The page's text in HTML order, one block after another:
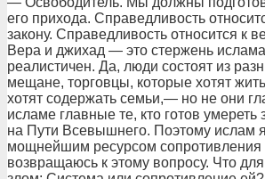
его прихода. Справедливость
закону. Справедливость относится к
Вера и джихад — это стержень
реалистичен. Да, люди состоят из
мещане, торговцы, которые хотят
хотят содержать семьи,— но не они
исламе главные те, кто готов умереть
на Пути Всевышнего. Поэтому ислам
мощнейшим ресурсом сопротивления
возвращаюсь к этому вопросу. Что